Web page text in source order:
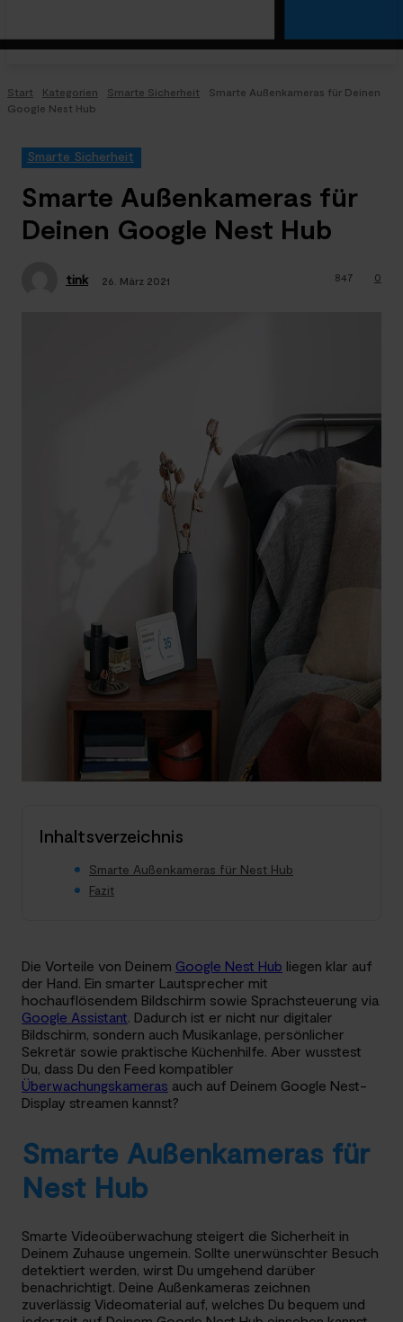
Start Kategorien Smarte Sicherheit
Smarte Außenkameras für Deinen
Google Nest Hub
Smarte Sicherheit
Smarte Außenkameras für
Deinen Google Nest Hub
tink 26. März 2021 0
847
Inhaltsverzeichnis
Smarte Außenkameras für Nest Hub
Fazit
Die Vorteile von Deinem Google Nest Hub liegen klar auf
der Hand. Ein smarter Lautsprecher mit
hochauflösendem Bildschirm sowie Sprachsteuerung via
Google Assistant. Dadurch ist er nicht nur digitaler
Bildschirm, sondern auch Musikanlage, persönlicher
Sekretär sowie praktische Küchenhilfe. Aber wusstest
Du, dass Du den Feed kompatibler
Überwachungskameras auch auf Deinem Google Nest-
Display streamen kannst?
Smarte Außenkameras für
Nest Hub
Smarte Videoüberwachung steigert die Sicherheit in
Deinem Zuhause ungemein. Sollte unerwünschter Besuch
detektiert werden, wirst Du umgehend darüber
benachrichtigt. Deine Außenkameras zeichnen
zuverlässig Videomaterial auf, welches Du bequem und